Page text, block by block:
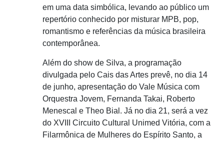
em uma data simbólica, levando ao público um
repertório conhecido por misturar MPB, pop,
romantismo e referências da música brasileira
contemporânea.
Além do show de Silva, a programação
divulgada pelo Cais das Artes prevê, no dia 14
de junho, apresentação do Vale Música com
Orquestra Jovem, Fernanda Takai, Roberto
Menescal e Theo Bial. Já no dia 21, será a vez
do XVIII Circuito Cultural Unimed Vitória, com a
Filarmônica de Mulheres do Espírito Santo, a